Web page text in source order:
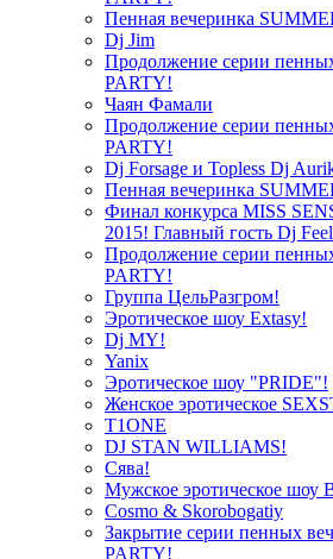
Пенная вечеринка
Dj Jim
Продолжение серии
PARTY!
Чаян Фамали
Продолжение серии
PARTY!
Dj Forsage и Topless Dj
Пенная вечеринка
Финал конкурса MISS
2015! Главный гость Dj
Продолжение серии
PARTY!
Группа ЦельРазгром!
Эротическое шоу Extasy!
Dj MY!
Yanix
Эротическое шоу "PRIDE"!
Женское эротическое
T1ONE
DJ STAN WILLIAMS!
Сява!
Мужское эротическое шоу
Cosmo & Skorobogatiy
Закрытие серии пенных
PARTY!